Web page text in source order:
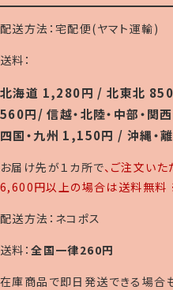
配送方法：宅配便(ヤマト運輸)
送料：
北海道 1,280円 / 北東北
560円/ 信越・北陸・中部・
四国・九州 1,150円 / 沖縄・
お届け先が１カ所で、ご注文い
6,600円以上の場合は送料無料
配送方法：ネコポス
送料：全国一律260円
在庫商品で即日発送できる場合